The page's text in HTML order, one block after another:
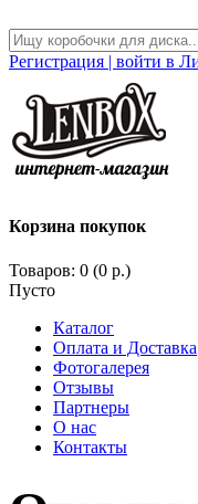
Регистрация | войти в
Корзина покупок
Товаров: 0 (0 р.)
Пусто
Каталог
Оплата и Доставка
Фотогалерея
Отзывы
Партнеры
О нас
Контакты